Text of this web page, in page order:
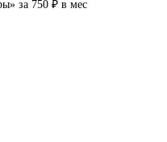
за 750 ₽ в мес